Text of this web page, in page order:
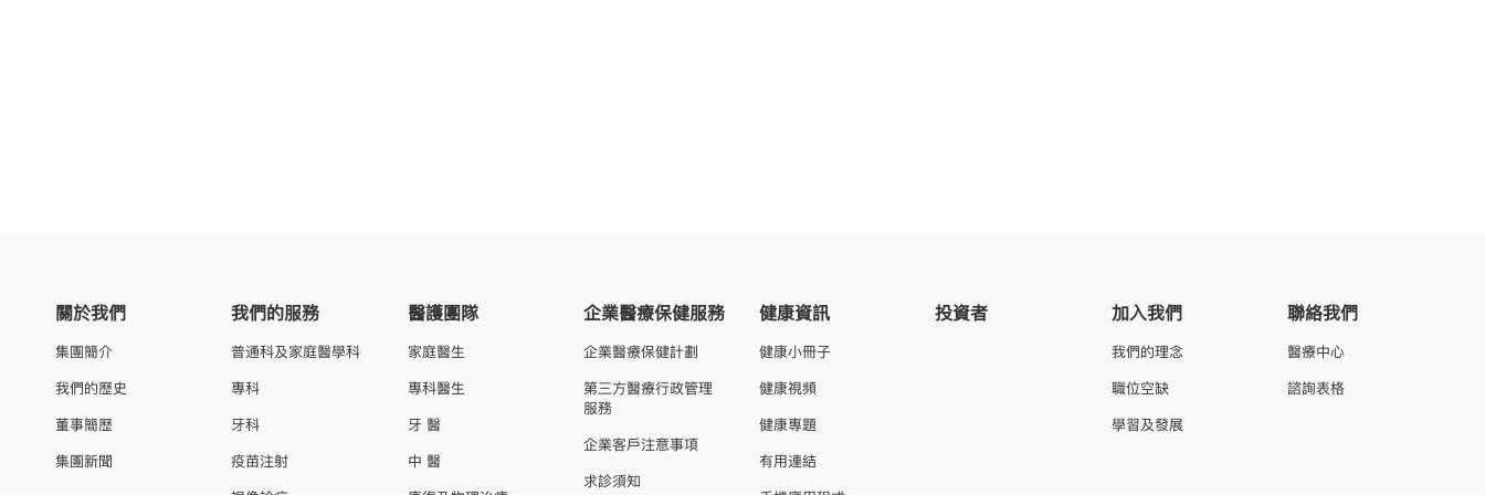
關於我們
集團簡介
我們的歷史
董事簡歷
集團新聞
我們的服務
普通科及家庭醫學科
專科
牙科
疫苗注射
醫護團隊
家庭醫生
專科醫生
牙 醫
中 醫
企業醫療保健服務
企業醫療保健計劃
第三方醫療行政管理
服務
企業客戶注意事項
求診須知
健康資訊
健康小冊子
健康視頻
健康專題
有用連結
投資者 加入我們
我們的理念
職位空缺
學習及發展
聯絡我們
醫療中心
諮詢表格